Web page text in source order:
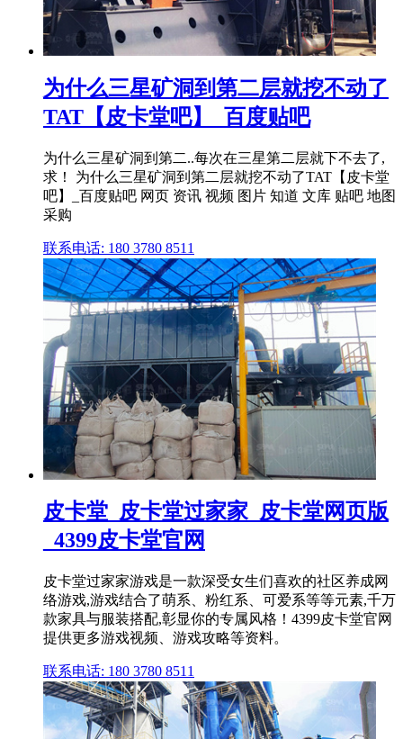
为什么三星矿洞到第二层就挖不动了
TAT【皮卡堂吧】_百度贴吧
为什么三星矿洞到第二..每次在三星第二层就下不去了,
求！ 为什么三星矿洞到第二层就挖不动了TAT【皮卡堂
吧】_百度贴吧 网页 资讯 视频 图片 知道 文库 贴吧 地图
采购
联系电话: 180 3780 8511
皮卡堂_皮卡堂过家家_皮卡堂网页版
_4399皮卡堂官网
皮卡堂过家家游戏是一款深受女生们喜欢的社区养成网
络游戏,游戏结合了萌系、粉红系、可爱系等等元素,千万
款家具与服装搭配,彰显你的专属风格！4399皮卡堂官网
提供更多游戏视频、游戏攻略等资料。
联系电话: 180 3780 8511